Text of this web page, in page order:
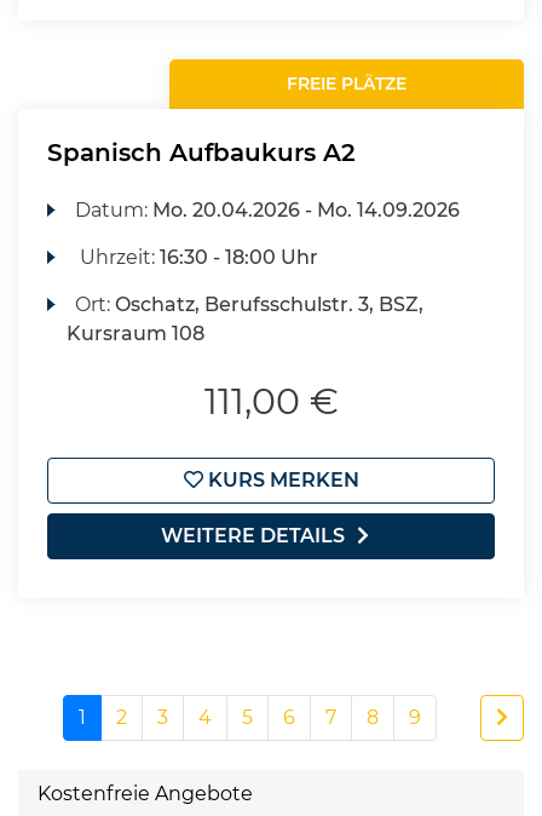
FREIE PLÄTZE
Spanisch Aufbaukurs A2
Datum: Mo. 20.04.2026 - Mo. 14.09.2026
Uhrzeit:16:30 - 18:00 Uhr
Ort:Oschatz, Berufsschulstr. 3, BSZ,
Kursraum 108
111,00 €
KURS MERKEN
WEITERE DETAILS
1 2 3 4 5 6 7 8 9
Kostenfreie Angebote